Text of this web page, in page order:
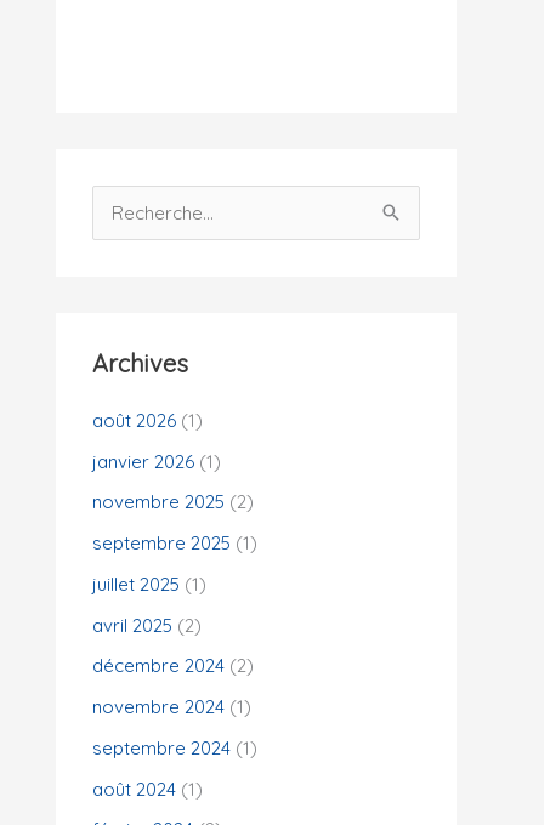
e
c
h
:
Archives
août 2026 (1)
janvier 2026 (1)
novembre 2025 (2)
septembre 2025 (1)
juillet 2025 (1)
avril 2025 (2)
décembre 2024 (2)
novembre 2024 (1)
septembre 2024 (1)
août 2024 (1)